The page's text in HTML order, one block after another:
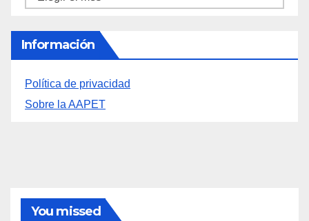
Información
Política de privacidad
Sobre la AAPET
You missed